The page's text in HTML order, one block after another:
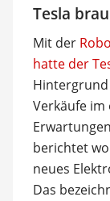
Tesla
Mit der
hatte der
Verkäufe
berichtet
neues
Das